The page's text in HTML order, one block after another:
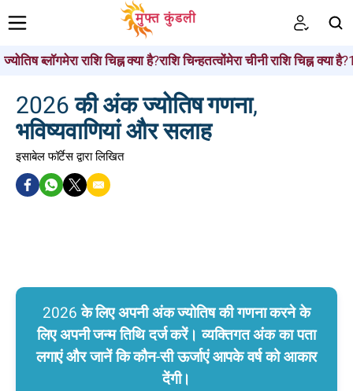
ज्योतिष ब्लॉगमेरा राशि चिह्न क्या है?राशि चिन्हतत्वोंमेरा चीनी राशि चिह्न क्या है?
2026 की अंक ज्योतिष गणना,
भविष्यवाणियां और सलाह
इसाबेल फॉर्टेस द्वारा लिखित
2026 के लिए अपनी अंक ज्योतिष की गणना करने के
लिए अपनी जन्म तिथि दर्ज करें। व्यक्तिगत अंक का पता
लगाएं और जानें कि कौन-सी ऊर्जाएं आपके वर्ष को आकार
देंगी।